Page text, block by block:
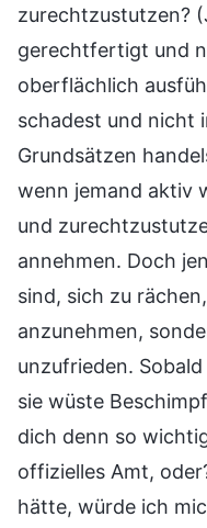
zurechtzustutzen?
gerechtfertigt und
oberflächlich
schadest und nicht
Grundsätzen
wenn jemand aktiv
und
annehmen. Doch
sind, sich zu
anzunehmen,
unzufrieden.
sie wüste
dich denn so
offizielles Amt,
hätte, würde ich